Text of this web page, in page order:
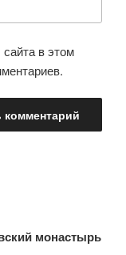
в этом
монастырь